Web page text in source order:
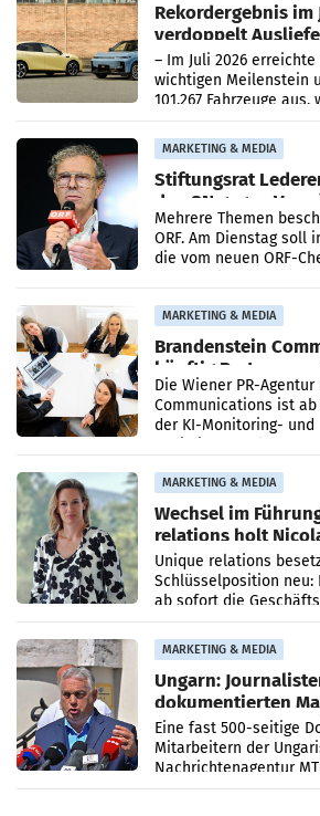
Rekordergebnis im
verdoppelt
überschreitet die
– Im Juli 2026
wichtigen Meilenstein
101.267 Fahrzeuge
Ergebnis gegenüber
verdoppelte (+102
MARKETING & MEDIA
Stiftungsrat
den SN gegen
Mehrere Themen
ORF. Am Dienstag soll
die vom neuen ORF-
MARKETING & MEDIA
Brandenstein
künftig Partner
Die Wiener PR-
Communications ist
der KI-Monitoring- und
MARKETING & MEDIA
Wechsel im
relations holt
Geschäftsleitung
Unique relations
Schlüsselposition
ab sofort die
PR-Agentur an der
Anna Kalina-Mahr.
MARKETING & MEDIA
Ungarn:
dokumentierten
Zensur
Eine fast 500-seitige
Mitarbeitern der
Nachrichtenagentur
systematische